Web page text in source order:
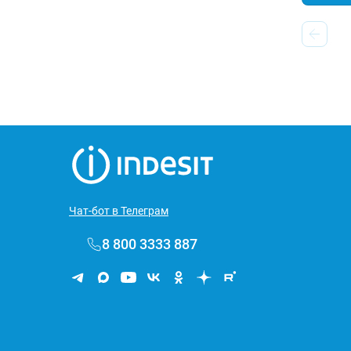
Чат-бот в Телеграм
8 800 3333 887